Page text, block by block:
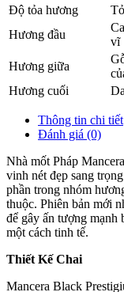
Độ tỏa hương
Hương đầu
vĩ
Hương giữa
Hương cuối
Thông tin chi tiết
Đánh giá (0)
Nhà mốt Pháp
vinh nét đẹp sang
phần trong nhóm
thuộc. Phiên bản mới
để gây ấn tượng
một cách tinh tế.
Thiết Kế Chai
Mancera Black